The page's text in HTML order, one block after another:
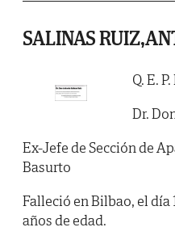
SALINAS
Q. E. P.
Dr.
Ex-Jefe de Sección de
Basurto
Falleció en Bilbao, el día
años de edad.